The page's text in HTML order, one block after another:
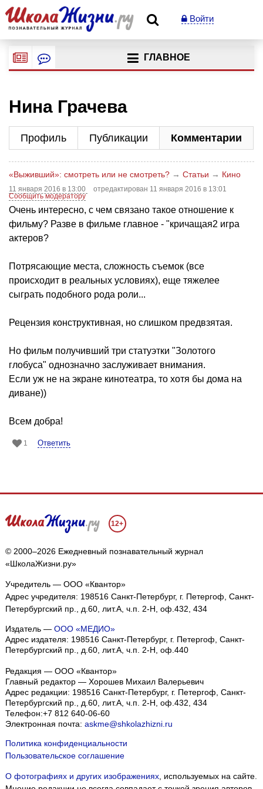
Войти
ГЛАВНОЕ
Нина Грачева
Профиль Публикации Комментарии
«Выживший»: смотреть или не смотреть? → Статьи → Кино
11 января 2016 в 13:00
отредактирован 11 января 2016 в 13:01
Сообщить модератору
Очень интересно, с чем связано такое отношение к
фильму? Разве в фильме главное - "кричащая2 игра
актеров?
Потрясающие места, сложность съемок (все
происходит в реальных условиях), еще тяжелее
сыграть подобного рода роли...
Рецензия конструктивная, но слишком предвзятая.
Но фильм получивший три статуэтки "Золотого
глобуса" однозначно заслуживает внимания.
Если уж не на экране кинотеатра, то хотя бы дома на
диване))
Всем добра!
1 Ответить
12+
© 2000–2026 Ежедневный познавательный журнал
«ШколаЖизни.ру»
Учредитель — ООО «Квантор»
Адрес учредителя: 198516 Санкт-Петербург, г. Петергоф, Санкт-
Петербургский пр., д.60, лит.А, ч.п. 2-Н, оф.432, 434
Издатель — ООО «МЕДИО»
Адрес издателя: 198516 Санкт-Петербург, г. Петергоф, Санкт-
Петербургский пр., д.60, лит.А, ч.п. 2-Н, оф.440
Редакция — ООО «Квантор»
Главный редактор — Хорошев Михаил Валерьевич
Адрес редакции: 198516 Санкт-Петербург, г. Петергоф Санкт-
Петербургский пр., д.60, лит.А, ч.п. 2-Н, оф.432, 434
Телефон:+7 812 640-06-60
Электронная почта: askme@shkolazhizni.ru
Политика конфиденциальности
Пользовательское соглашение
О фотографиях и других изображениях, используемых на сайте.